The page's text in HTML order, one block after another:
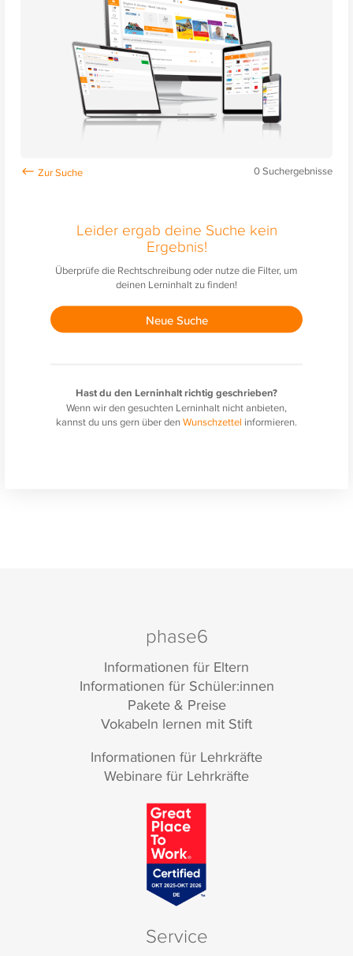
0Suchergebnisse
Leider ergab deine Suche kein
Ergebnis!
Überprüfe die Rechtschreibung oder nutze die Filter, um
deinen Lerninhalt zu finden!
Neue Suche
Hast du den Lerninhalt richtig geschrieben?
Wenn wir den gesuchten Lerninhalt nicht anbieten,
kannst du uns gern über denWunschzettel informieren.
phase6
Informationen für Eltern
Informationen für Schüler:innen
Pakete & Preise
Vokabeln lernen mit Stift
Informationen für Lehrkräfte
Webinare für Lehrkräfte
Service